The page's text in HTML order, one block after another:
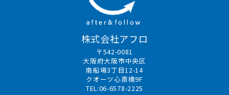
株式会社アフロ
〒542-0081
大阪府大阪市中央区
南船場3丁目12-14
クオーツ心斎橋9F
TEL:06-6578-2225